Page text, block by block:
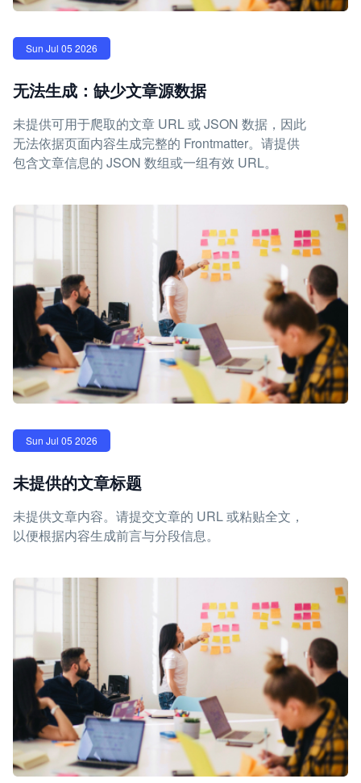
Sun Jul 05 2026
无法生成：缺少文章源数据
未提供可用于爬取的文章 URL 或 JSON 数据，因此
无法依据页面内容生成完整的 Frontmatter。请提供
包含文章信息的 JSON 数组或一组有效 URL。
Sun Jul 05 2026
未提供的文章标题
未提供文章内容。请提交文章的 URL 或粘贴全文，
以便根据内容生成前言与分段信息。